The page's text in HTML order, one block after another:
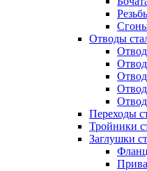
Отводы
Переходы
Тройники
Заглушки